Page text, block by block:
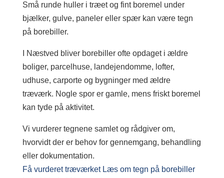
Små runde huller i træet og fint boremel under
bjælker, gulve, paneler eller spær kan være tegn
på borebiller.
I Næstved bliver borebiller ofte opdaget i ældre
boliger, parcelhuse, landejendomme, lofter,
udhuse, carporte og bygninger med ældre
træværk. Nogle spor er gamle, mens friskt boremel
kan tyde på aktivitet.
Vi vurderer tegnene samlet og rådgiver om,
hvorvidt der er behov for gennemgang, behandling
eller dokumentation.
Få vurderet træværket Læs om tegn på borebiller